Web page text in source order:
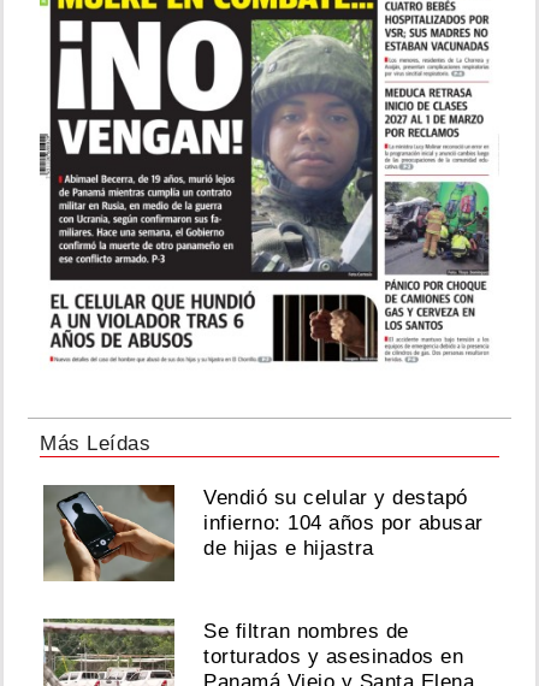
Más Leídas
Vendió su celular y destapó
infierno: 104 años por abusar
de hijas e hijastra
Se filtran nombres de
torturados y asesinados en